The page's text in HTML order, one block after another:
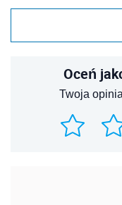
Oceń
Twoja